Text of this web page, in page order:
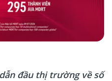
đầu thị trường về số